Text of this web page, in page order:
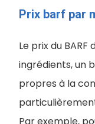
Prix barf par
Le prix du
ingrédients, un
propres à la